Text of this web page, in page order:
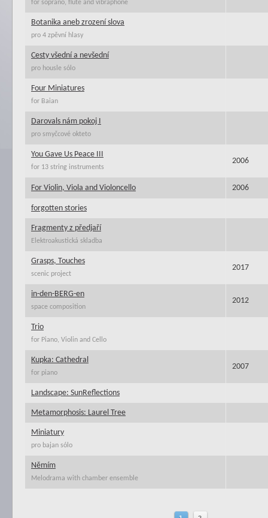
for soprano, flute and vibraphone
Botanika aneb zrození slova
pro 4 zpěvní hlasy
Cesty všední a nevšední
pro housle sólo
Four Miniatures
for Baian
Darovals nám pokoj I
pro smyčcové okteto
You Gave Us Peace III
for 13 string instruments
2006
For Violin, Viola and Violoncello 2006
forgotten stories
Fragmenty z předjaří
Elektroakustická skladba
Grasps, Touches
scenic project
2017
in-den-BERG-en
space composition
2012
Trio
for Piano, Violin and Cello
Kupka: Cathedral
for piano
2007
Landscape: SunReflections
Metamorphosis: Laurel Tree
Miniatury
pro bajan sólo
Němím
Melodrama with chamber ensemble